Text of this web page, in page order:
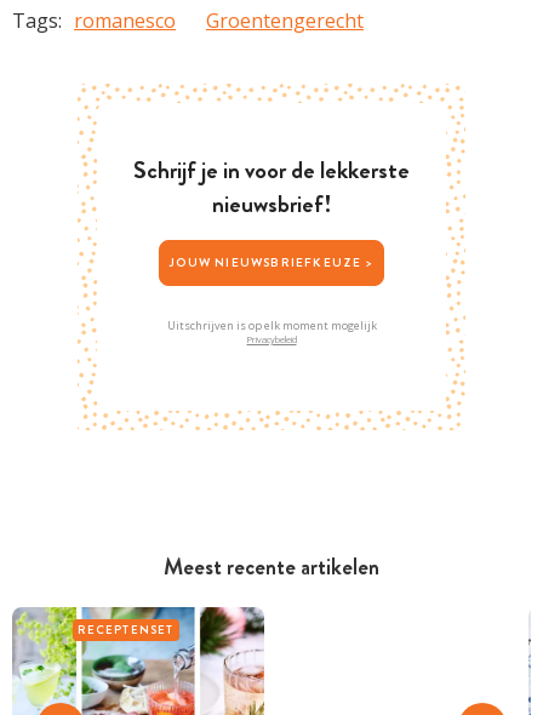
Meest recente artikelen
RECEPTENSET
Tags: romanesco Groentengerecht
Schrijf je in voor de lekkerste
nieuwsbrief!
JOUW NIEUWSBRIEFKEUZE >
Uitschrijven is op elk moment mogelijk
Privacybeleid